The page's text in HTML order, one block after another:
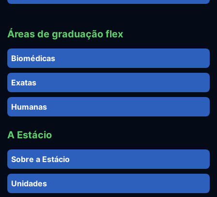
Áreas de graduação flex
Biomédicas
Exatas
Humanas
A Estácio
Sobre a Estácio
Unidades